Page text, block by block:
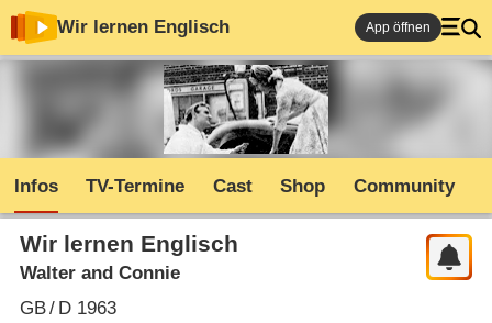
Wir lernen Englisch App öffnen
Infos TV-Termine Cast Shop Community
Wir lernen Englisch
Walter and Connie
GB/ D1963